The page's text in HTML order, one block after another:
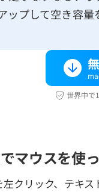
ップして空き容量
世界中で
マウスを使
クリック、テキ